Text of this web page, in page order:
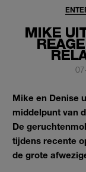
MIKE
Mike en Denise
middelpunt van
De
tijdens recente
de grote